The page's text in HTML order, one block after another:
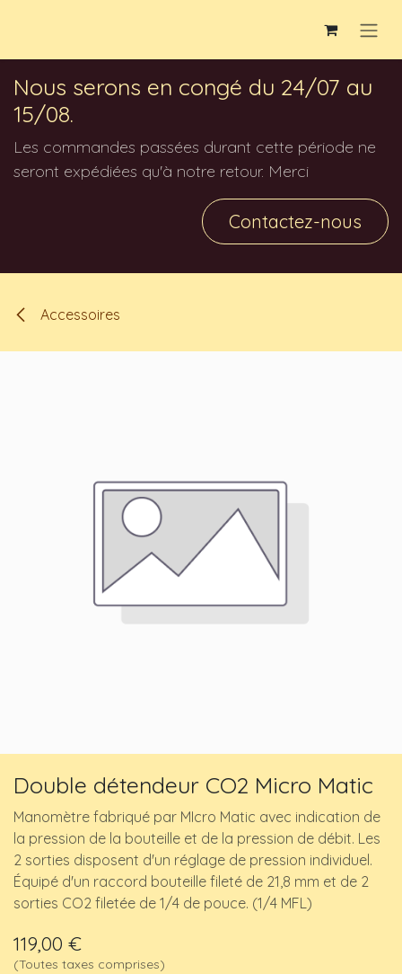
Nous serons en congé du 24/07 au
15/08.
Les commandes passées durant cette période ne
seront expédiées qu'à notre retour. Merci
Contactez-nous
Accessoires
Double détendeur CO2 Micro Matic
Manomètre fabriqué par MIcro Matic avec indication de
la pression de la bouteille et de la pression de débit. Les
2 sorties disposent d'un réglage de pression individuel.
Équipé d'un raccord bouteille fileté de 21,8 mm et de 2
sorties CO2 filetée de 1/4 de pouce. (1/4 MFL)
119,00 €
(Toutes taxes comprises)